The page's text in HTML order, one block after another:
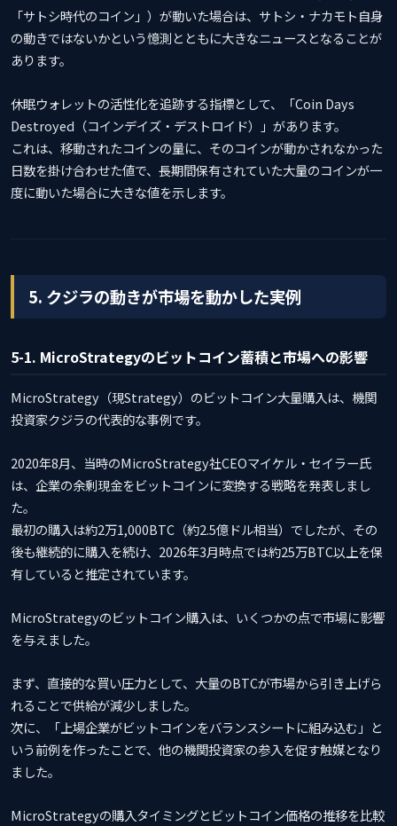
「サトシ時代のコイン」）が動いた場合は、サトシ・ナカモト自身
の動きではないかという憶測とともに大きなニュースとなることが
あります。
休眠ウォレットの活性化を追跡する指標として、「Coin Days
Destroyed（コインデイズ・デストロイド）」があります。
これは、移動されたコインの量に、そのコインが動かされなかった
日数を掛け合わせた値で、長期間保有されていた大量のコインが一
度に動いた場合に大きな値を示します。
5. クジラの動きが市場を動かした実例
5-1. MicroStrategyのビットコイン蓄積と市場への影響
MicroStrategy（現Strategy）のビットコイン大量購入は、機関
投資家クジラの代表的な事例です。
2020年8月、当時のMicroStrategy社CEOマイケル・セイラー氏
は、企業の余剰現金をビットコインに変換する戦略を発表しまし
た。
最初の購入は約2万1,000BTC（約2.5億ドル相当）でしたが、その
後も継続的に購入を続け、2026年3月時点では約25万BTC以上を保
有していると推定されています。
MicroStrategyのビットコイン購入は、いくつかの点で市場に影響
を与えました。
まず、直接的な買い圧力として、大量のBTCが市場から引き上げら
れることで供給が減少しました。
次に、「上場企業がビットコインをバランスシートに組み込む」と
いう前例を作ったことで、他の機関投資家の参入を促す触媒となり
ました。
MicroStrategyの購入タイミングとビットコイン価格の推移を比較